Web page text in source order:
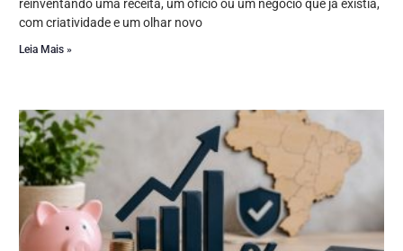
reinventando uma receita, um ofício ou um negócio que já existia,
com criatividade e um olhar novo
Leia Mais »